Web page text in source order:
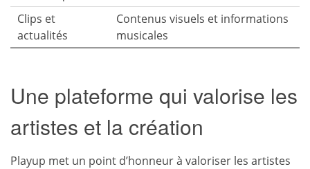
Clips et
actualités
Contenus visuels et informations
musicales
Une plateforme qui valorise les
artistes et la création
Playup met un point d’honneur à valoriser les artistes